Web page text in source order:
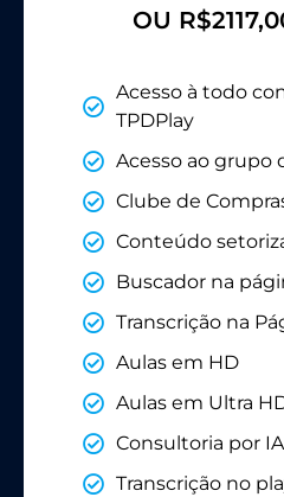
OU
Acesso à todo
TPDPlay
Acesso ao grupo
Clube de
Conteúdo
Buscador na
Transcrição na
Aulas em HD
Aulas em Ultra
Consultoria por IA
Transcrição no